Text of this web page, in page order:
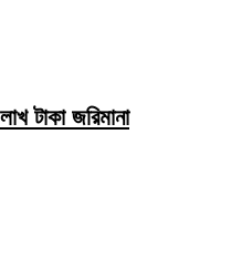
টাকা জরিমানা